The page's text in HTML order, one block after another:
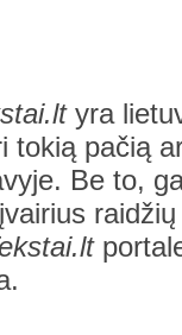
yra
tokią pačią
Be to,